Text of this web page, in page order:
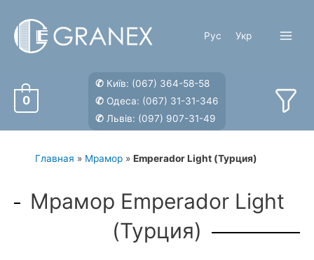
содержимому
Рус Укр
0
✆ Київ: (067) 364-58-58
✆ Одеса: (067) 31-31-346
✆ Львів: (097) 907-31-49
Главная » Мрамор » Emperador Light (Турция)
Мрамор Emperador Light
(Турция)